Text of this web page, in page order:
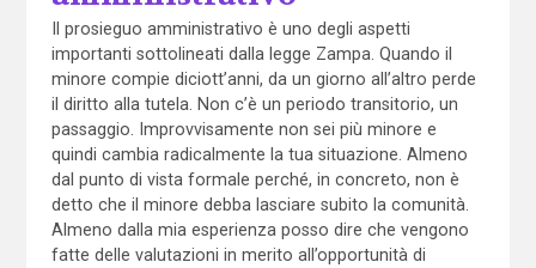
Il prosieguo amministrativo è uno degli aspetti
importanti sottolineati dalla legge Zampa. Quando il
minore compie diciott’anni, da un giorno all’altro perde
il diritto alla tutela. Non c’è un periodo transitorio, un
passaggio. Improvvisamente non sei più minore e
quindi cambia radicalmente la tua situazione. Almeno
dal punto di vista formale perché, in concreto, non è
detto che il minore debba lasciare subito la comunità.
Almeno dalla mia esperienza posso dire che vengono
fatte delle valutazioni in merito all’opportunità di